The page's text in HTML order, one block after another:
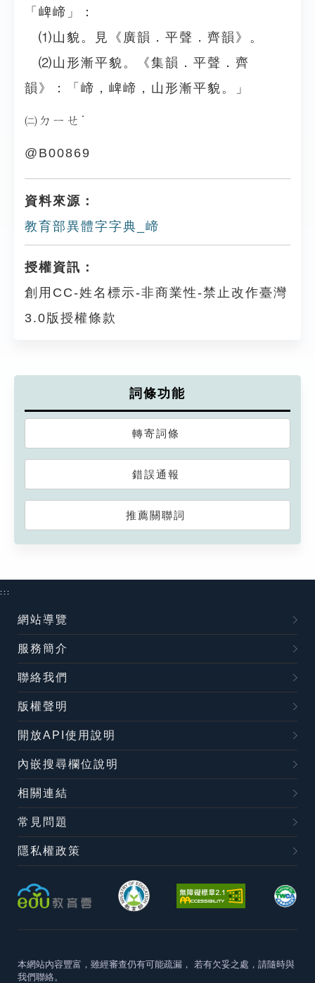
「崥崹」：
⑴山貌。見《廣韻．平聲．齊韻》。
⑵山形漸平貌。《集韻．平聲．齊
韻》：「崹，崥崹，山形漸平貌。」
㈡ㄉㄧㄝˊ
@B00869
資料來源：
教育部異體字字典_崹
授權資訊：
創用CC-姓名標示-非商業性-禁止改作臺灣
3.0版授權條款
詞條功能
轉寄詞條
錯誤通報
推薦關聯詞
:::
網站導覽
服務簡介
聯絡我們
版權聲明
開放API使用說明
內嵌搜尋欄位說明
相關連結
常見問題
隱私權政策
本網站內容豐富，雖經審查仍有可能疏漏， 若有欠妥之處，請隨時與
我們聯絡。